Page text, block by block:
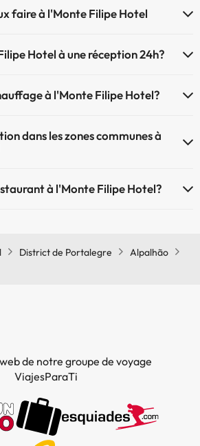
d'autres installations.
faire à l'Monte Filipe Hotel
Hotel à une réception 24h?
à l'Monte Filipe Hotel?
dans les zones communes à
à l'Monte Filipe Hotel?
District de Portalegre
Alpalhão
de notre groupe de voyage
ViajesParaTi